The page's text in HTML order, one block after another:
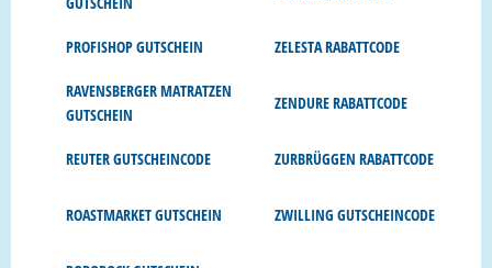
PROFISHOP GUTSCHEIN
RAVENSBERGER MATRATZEN
GUTSCHEIN
REUTER GUTSCHEINCODE
ROASTMARKET GUTSCHEIN
ZELESTA RABATTCODE
ZENDURE RABATTCODE
ZURBRÜGGEN RABATTCODE
ZWILLING GUTSCHEINCODE